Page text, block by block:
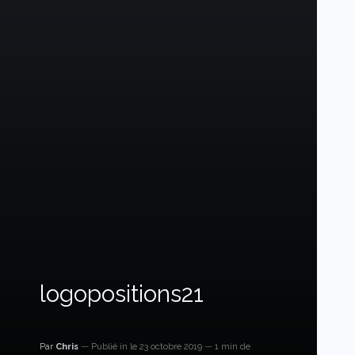
logopositions21
Par Chris Publié in le 23 octobre 2019
1 min de